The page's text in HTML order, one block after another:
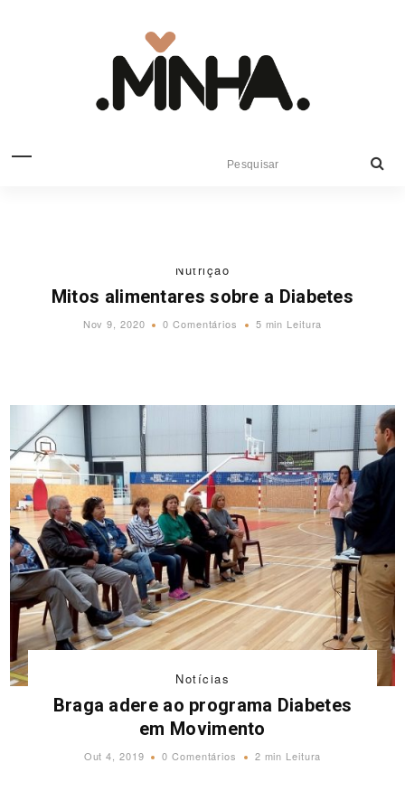
Nutrição
Mitos alimentares sobre a Diabetes
Nov 9, 2020 0 Comentários 5 min Leitura
Notícias
Braga adere ao programa Diabetes
em Movimento
Out 4, 2019 0 Comentários 2 min Leitura